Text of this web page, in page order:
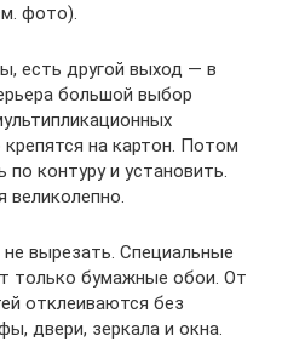
фото).
есть другой выход — в
большой выбор
на картон. Потом
контуру и установить.
великолепно.
вырезать. Специальные
только бумажные обои. От
отклеиваются без
двери, зеркала и окна.